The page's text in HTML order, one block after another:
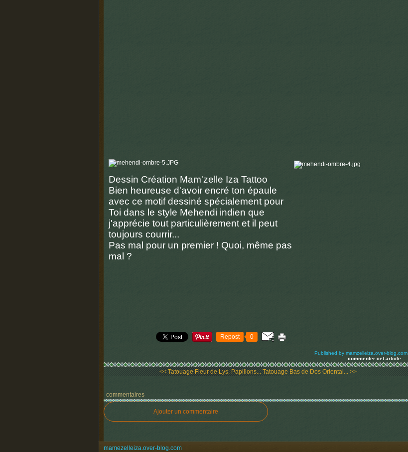
Dessin Création Mam'zelle Iza Tattoo
Bien heureuse d'avoir encré ton épaule
avec ce motif dessiné spécialement pour
Toi dans le style Mehendi indien que
j'apprécie tout particulièrement et il peut
toujours courrir...
Pas mal pour un premier ! Quoi, même pas
mal ?
Repost 0
Published by mamzelleiza.over-blog.com
commenter cet article
<< Tatouage Fleur de Lys, Papillons... Tatouage Bas de Dos Oriental... >>
commentaires
Ajouter un commentaire
mamezelleiza.over-blog.com